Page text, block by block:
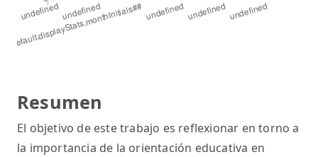
Resumen
El objetivo de este trabajo es reflexionar en torno a
la importancia de la orientación educativa en